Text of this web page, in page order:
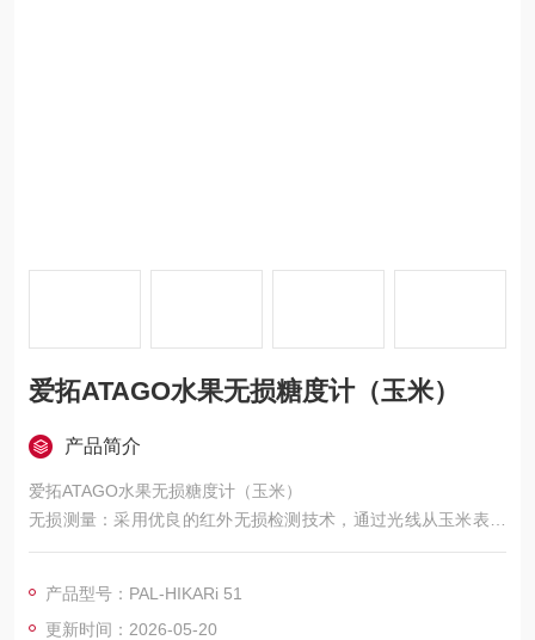
爱拓ATAGO水果无损糖度计（玉米）
产品简介
爱拓ATAGO水果无损糖度计（玉米）
无损测量：采用优良的红外无损检测技术，通过光线从玉米表面
射向内部，
坏玉米表皮，避免了传统测量方式对玉米的破坏。
产品型号：PAL-HIKARi 51
更新时间：2026-05-20